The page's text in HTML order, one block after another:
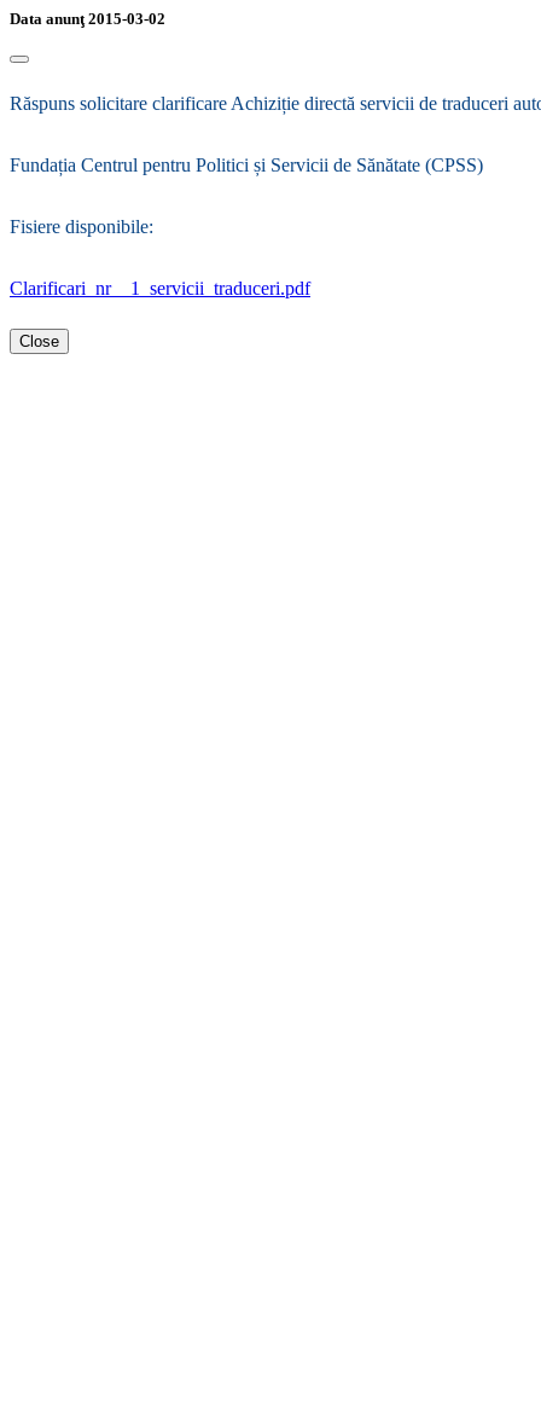
Data anunţ 2015-03-02
Răspuns solicitare clarificare Achiziție directă servicii de traduceri
Fundația Centrul pentru Politici și Servicii de Sănătate (CPSS)
Fisiere disponibile:
Clarificari_nr__1_servicii_traduceri.pdf
Close